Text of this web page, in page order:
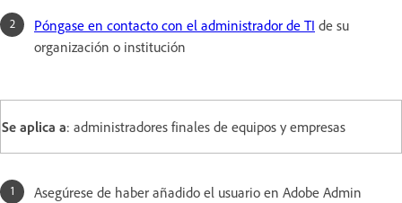
Póngase en contacto con el administrador de TI de su
organización o institución
Se aplica a: administradores finales de equipos y empresas
Asegúrese de haber añadido el usuario en Adobe Admin